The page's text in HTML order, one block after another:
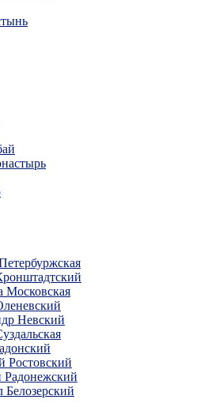
Московская
Невский
Ростовский
Радонежский